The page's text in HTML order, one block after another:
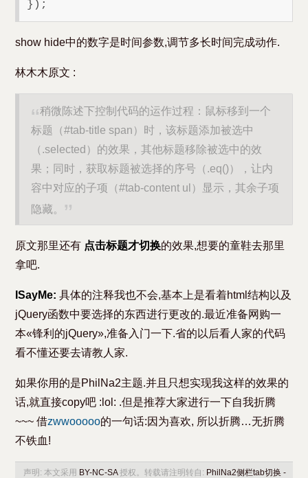
show hide中的数字是时间参数,调节多长时间完成动作.
林木木原文 :
稍微陈述下控制代码的运作过程：鼠标移到一个
标题（#tab-title span）时，该标题添加被选中
（.selected）的效果，其他标题移除被选中的效
果；同时，获取标题被选择的序号（.eq()），让内
容中对应的子项（#tab-content ul）显示，其余子项
隐藏。
原文那里还有 点击标题才切换的效果,想要的童鞋去那里
拿吧.
ISayMe: 具体的注释我也不会,基本上是看着html结构以及
jQuery函数中要选择的东西进行更改的.最近准备网购一
本«锋利的jQuery»,准备入门一下.省的以后看人家的代码
看不懂还要去请教人家.
如果你用的是PhilNa2主题.并且只想实现我这样的效果的
话,就直接copy吧 :lol: .但是推荐大家进行一下自我折腾
~~~ 借zwwooooo的一句话:因为喜欢, 所以折腾…无折腾
不铁血!
声明: 本文采用 BY-NC-SA授权。转载请注明转自: PhilNa2侧栏tab切换 -